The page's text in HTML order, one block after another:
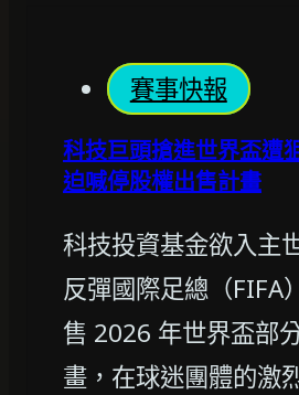
賽事快報
科技巨頭搶進世界盃遭
迫喊停股權出售計畫
科技投資基金欲入主
反彈國際足總（FIFA
售 2026 年世界盃部
畫，在球迷團體的激